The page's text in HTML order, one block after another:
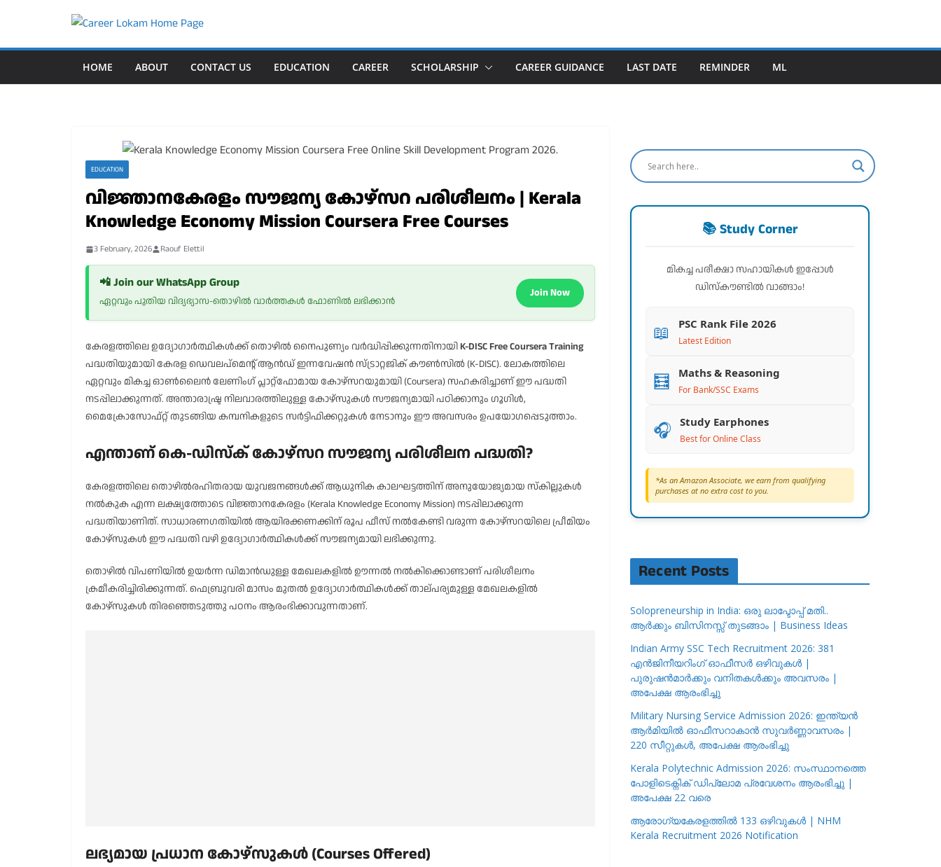
content
HOME ABOUT CONTACT US EDUCATION CAREER SCHOLARSHIP CAREER GUIDANCE LAST DATE REMINDER ML
EDUCATION
വിജ്ഞാനകേരളം സൗജന്യ കോഴ്‌സറ പരിശീലനം | Kerala
Knowledge Economy Mission Coursera Free Courses
3 February, 2026 Raouf Elettil
📲 Join our WhatsApp Group
ഏറ്റവും പുതിയ വിദ്യഭ്യാസ-തൊഴിൽ വാർത്തകൾ ഫോണിൽ ലഭിക്കാൻ
Join Now
കേരളത്തിലെ ഉദ്യോഗാർത്ഥികൾക്ക് തൊഴിൽ നൈപുണ്യം വർദ്ധിപ്പിക്കുന്നതിനായി K-DISC Free Coursera Training
പദ്ധതിയുമായി കേരള ഡെവലപ്‌മെന്റ് ആൻഡ് ഇന്നവേഷൻ സ്ട്രാറ്റജിക് കൗൺസിൽ (K-DISC). ലോകത്തിലെ
ഏറ്റവും മികച്ച ഓൺലൈൻ ലേണിംഗ് പ്ലാറ്റ്‌ഫോമായ കോഴ്‌സറയുമായി (Coursera) സഹകരിച്ചാണ് ഈ പദ്ധതി
നടപ്പിലാക്കുന്നത്. അന്താരാഷ്ട്ര നിലവാരത്തിലുള്ള കോഴ്‌സുകൾ സൗജന്യമായി പഠിക്കാനും ഗൂഗിൾ,
മൈക്രോസോഫ്റ്റ് തുടങ്ങിയ കമ്പനികളുടെ സർട്ടിഫിക്കറ്റുകൾ നേടാനും ഈ അവസരം ഉപയോഗപ്പെടുത്താം.
എന്താണ് കെ-ഡിസ്‌ക് കോഴ്‌സറ സൗജന്യ പരിശീലന പദ്ധതി?
കേരളത്തിലെ തൊഴിൽരഹിതരായ യുവജനങ്ങൾക്ക് ആധുനിക കാലഘട്ടത്തിന് അനുയോജ്യമായ സ്കില്ലുകൾ
നൽകുക എന്ന ലക്ഷ്യത്തോടെ വിജ്ഞാനകേരളം (Kerala Knowledge Economy Mission) നടപ്പിലാക്കുന്ന
പദ്ധതിയാണിത്. സാധാരണഗതിയിൽ ആയിരക്കണക്കിന് രൂപ ഫീസ് നൽകേണ്ടി വരുന്ന കോഴ്‌സറയിലെ പ്രീമിയം
കോഴ്‌സുകൾ ഈ പദ്ധതി വഴി ഉദ്യോഗാർത്ഥികൾക്ക് സൗജന്യമായി ലഭിക്കുന്നു.
തൊഴിൽ വിപണിയിൽ ഉയർന്ന ഡിമാൻഡുള്ള മേഖലകളിൽ ഊന്നൽ നൽകിക്കൊണ്ടാണ് പരിശീലനം
ക്രമീകരിച്ചിരിക്കുന്നത്. ഫെബ്രുവരി മാസം മുതൽ ഉദ്യോഗാർത്ഥികൾക്ക് താല്പര്യമുള്ള മേഖലകളിൽ
കോഴ്‌സുകൾ തിരഞ്ഞെടുത്തു പഠനം ആരംഭിക്കാവുന്നതാണ്.
ലഭ്യമായ പ്രധാന കോഴ്‌സുകൾ (Courses Offered)
📚 Study Corner
മികച്ച പരീക്ഷാ സഹായികൾ ഇപ്പോൾ
ഡിസ്കൗണ്ടിൽ വാങ്ങാം!
📖 PSC Rank File 2026
Latest Edition
🧮 Maths & Reasoning
For Bank/SSC Exams
🎧 Study Earphones
Best for Online Class
*As an Amazon Associate, we earn from qualifying
purchases at no extra cost to you.
Recent Posts
Solopreneurship in India: ഒരു ലാപ്ടോപ്പ് മതി..
ആർക്കും ബിസിനസ്സ് തുടങ്ങാം | Business Ideas
Indian Army SSC Tech Recruitment 2026: 381
എൻജിനീയറിംഗ് ഓഫീസർ ഒഴിവുകൾ |
പുരുഷൻമാർക്കും വനിതകൾക്കും അവസരം |
അപേക്ഷ ആരംഭിച്ചു
Military Nursing Service Admission 2026: ഇന്ത്യൻ
ആർമിയിൽ ഓഫീസറാകാൻ സുവർണ്ണാവസരം |
220 സീറ്റുകൾ, അപേക്ഷ ആരംഭിച്ചു
Kerala Polytechnic Admission 2026: സംസ്ഥാനത്തെ
പോളിടെക്നിക് ഡിപ്ലോമ പ്രവേശനം ആരംഭിച്ചു |
അപേക്ഷ 22 വരെ
ആരോഗ്യകേരളത്തിൽ 133 ഒഴിവുകൾ | NHM
Kerala Recruitment 2026 Notification